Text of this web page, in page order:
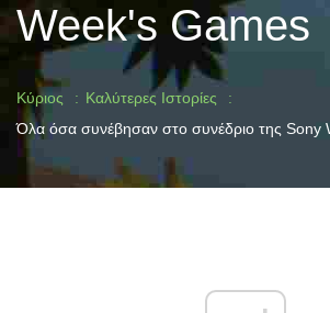
Week's Games
Κύριος
Καλύτερες Ιστορίες
Όλα όσα συνέβησαν στο συνέδριο της Sony